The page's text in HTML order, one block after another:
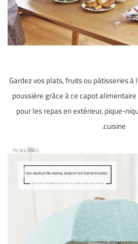
Gardez vos plats, fruits ou pâtisseries à
poussière grâce à ce capot
pour les repas en extérieur, pique-
cuisine.